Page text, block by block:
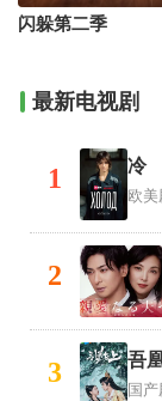
闪躲第二季
最新电视剧
1 冷
欧美
2
3 吾
国产